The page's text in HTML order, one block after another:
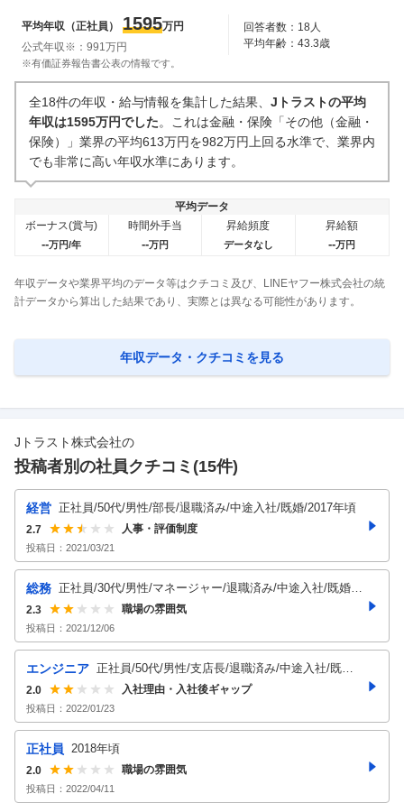
人事・評価制度
2件 1 件
企業の選考に関するクチコミ
中途採用面接・選考
0件
新卒採用面接・選考
0件
平均年収（正社員） 1595万円
公式年収※： 991万円
回答者数： 18 人
平均年齢：43.3歳
※有価証券報告書公表の情報です。
全18件の年収・給与情報を集計した結果、 Jトラストの平均
年収は1595万円でした。これは金融・保険「その他（金融・
保険）」業界の平均613万円を982万円上回る水準で、業界内
でも非常に高い年収水準にあります。
平均データ
ボーナス(賞与)
--万円/年
時間外手当
--万円
昇給頻度
データなし
昇給額
--万円
年収データや業界平均のデータ等はクチコミ及び、LINEヤフー株式会社の統
計データから算出した結果であり、実際とは異なる可能性があります。
年収データ・クチコミを見る
Jトラスト株式会社の
投稿者別の社員クチコミ(15件)
経営 正社員/50代/男性/部長/退職済み/中途入社/既婚/2017年頃
2.7 人事・評価制度
投稿日： 2021/03/21
総務 正社員/30代/男性/マネージャー/退職済み/中途入社/既婚/2
016年頃
2.3 職場の雰囲気
投稿日： 2021/12/06
エンジニア 正社員/50代/男性/支店長/退職済み/中途入社/既婚/2
021年頃
2.0 入社理由・入社後ギャップ
投稿日： 2022/01/23
正社員 2018年頃
2.0 職場の雰囲気
投稿日： 2022/04/11